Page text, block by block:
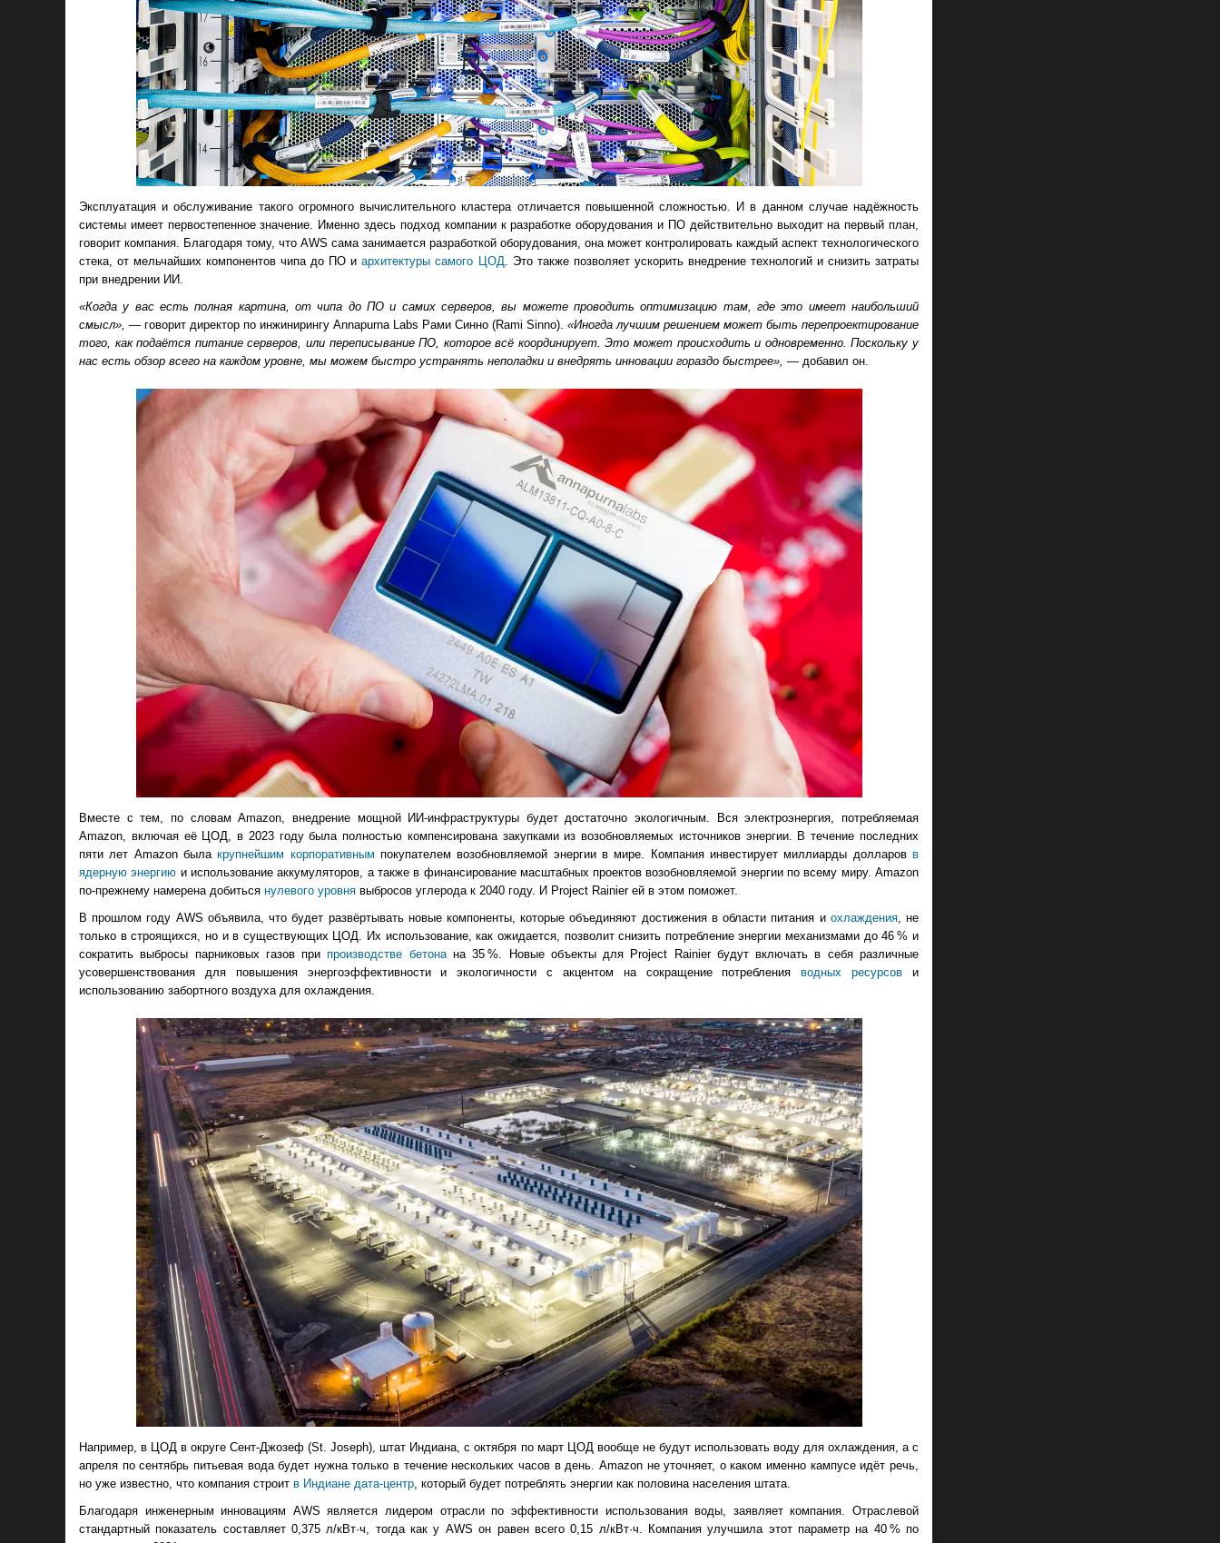
Эксплуатация и обслуживание такого огромного вычислительного кластера отличается повышенной сложностью. И в данном случае надёжность
системы имеет первостепенное значение. Именно здесь подход компании к разработке оборудования и ПО действительно выходит на первый план,
говорит компания. Благодаря тому, что AWS сама занимается разработкой оборудования, она может контролировать каждый аспект технологического
стека, от мельчайших компонентов чипа до ПО иархитектуры самого ЦОД
. Это также позволяет ускорить внедрение технологий и снизить затраты
при внедрении ИИ.
«Когда у вас есть полная картина, от чипа до ПО и самих серверов, вы можете проводить оптимизацию там, где это имеет наибольший
смысл», — говорит директор по инжинирингу Annapurna Labs Рами Синно (Rami Sinno). «Иногда лучшим решением может быть перепроектирование
того, как подаётся питание серверов, или переписывание ПО, которое всё координирует. Это может происходить и одновременно. Поскольку у
нас есть обзор всего на каждом уровне, мы можем быстро устранять неполадки и внедрять инновации гораздо быстрее», — добавил он.
Вместе с тем, по словам Amazon, внедрение мощной ИИ-инфраструктуры будет достаточно экологичным. Вся электроэнергия, потребляемая
Amazon, включая её ЦОД, в 2023 году была полностью компенсирована закупками из возобновляемых источников энергии. В течение последних
пяти лет Amazon былакрупнейшим корпоративным покупателем возобновляемой энергии в мире. Компания инвестирует миллиарды долларовв
ядерную энергию и использование аккумуляторов, а также в финансирование масштабных проектов возобновляемой энергии по всему миру. Amazon
по-прежнему намерена добиться нулевого уровня выбросов углерода к 2040 году. И Project Rainier ей в этом поможет.
В прошлом году AWS объявила, что будет развёртывать новые компоненты, которые объединяют достижения в области питания и охлаждения, не
только в строящихся, но и в существующих ЦОД. Их использование, как ожидается, позволит снизить потребление энергии механизмами до 46 % и
сократить выбросы парниковых газов припроизводстве бетонана 35 %. Новые объекты для Project Rainier будут включать в себя различные
усовершенствования для повышения энергоэффективности и экологичности с акцентом на сокращение потребленияводных ресурсов и
использованию забортного воздуха для охлаждения.
Например, в ЦОД в округе Сент-Джозеф (St. Joseph), штат Индиана, с октября по март ЦОД вообще не будут использовать воду для охлаждения, а с
апреля по сентябрь питьевая вода будет нужна только в течение нескольких часов в день. Amazon не уточняет, о каком именно кампусе идёт речь,
но уже известно, что компания строит в Индиане дата-центр , который будет потреблять энергии как половина населения штата.
Благодаря инженерным инновациям AWS является лидером отрасли по эффективности использования воды, заявляет компания. Отраслевой
стандартный показатель составляет 0,375 л/кВт·ч, тогда как у AWS он равен всего 0,15 л/кВт·ч. Компания улучшила этот параметр на 40 % по